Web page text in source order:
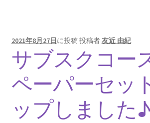
2021年8月27日に投稿投稿者友近 由紀
サブスクコー
ペーパーセッ
ップしました♪